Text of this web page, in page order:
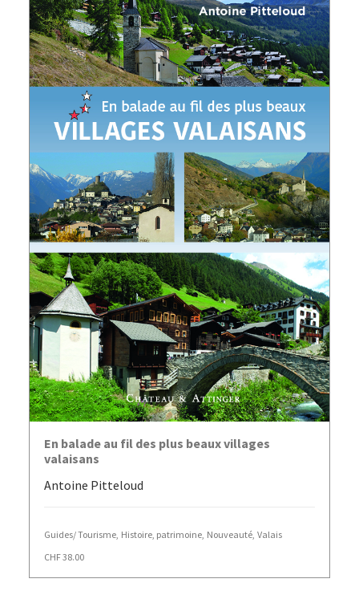
AJOUTER AU PANIER
En balade au fil des plus beaux villages
valaisans
Antoine Pitteloud
Guides/ Tourisme, Histoire, patrimoine, Nouveauté, Valais
CHF38.00